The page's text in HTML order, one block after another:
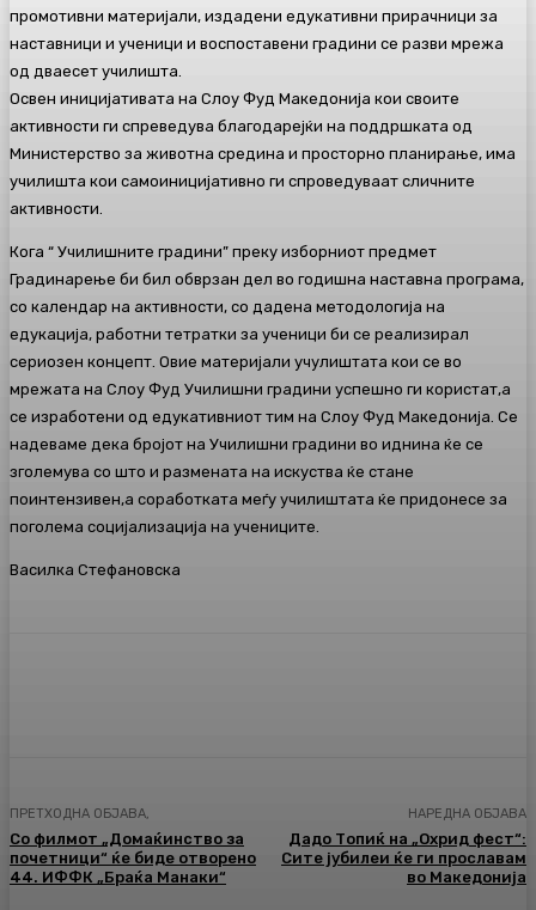
промотивни материјали, издадени едукативни прирачници за
наставници и ученици и воспоставени градини се разви мрежа
од дваесет училишта.
Освен иницијативата на Слоу Фуд Македонија кои своите
активности ги спреведува благодарејќи на поддршката од
Министерство за животна средина и просторно планирање, има
училишта кои самоиницијативно ги спроведуваат сличните
активности.
Кога “ Училишните градини” преку изборниот предмет
Градинарење би бил обврзан дел во годишна наставна програма,
со календар на активности, со дадена методологија на
едукација, работни тетратки за ученици би се реализирал
сериозен концепт. Овие материјали учулиштата кои се во
мрежата на Слоу Фуд Училишни градини успешно ги користат,а
се изработени од едукативниот тим на Слоу Фуд Македонија. Се
надеваме дека бројот на Училишни градини во иднина ќе се
зголемува со што и размената на искуства ќе стане
поинтензивен,а соработката меѓу училиштата ќе придонесе за
поголема социјализација на учениците.
Василка Стефановска
ПРЕТХОДНА ОБЈАВА,
Со филмот „Домаќинство за
почетници“ ќе биде отворено
44. ИФФК „Браќа Манаки“
НАРЕДНА ОБЈАВА
Дадо Топиќ на „Охрид фест“:
Сите јубилеи ќе ги прославам
во Македонија